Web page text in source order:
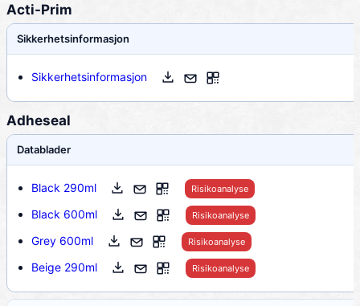
Acti-Prim
Sikkerhetsinformasjon
Sikkerhetsinformasjon
Adheseal
Datablader
Black 290ml Risikoanalyse
Black 600ml Risikoanalyse
Grey 600ml Risikoanalyse
Beige 290ml Risikoanalyse